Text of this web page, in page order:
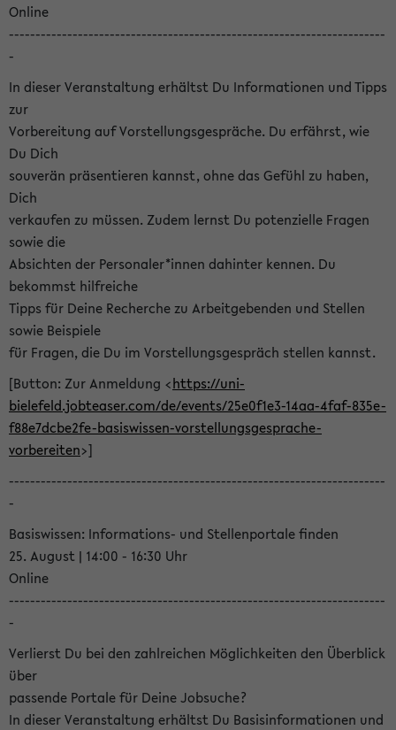
Online
-----------------------------------------------------------------------
-
In dieser Veranstaltung erhältst Du Informationen und Tipps
zur
Vorbereitung auf Vorstellungsgespräche. Du erfährst, wie
Du Dich
souverän präsentieren kannst, ohne das Gefühl zu haben,
Dich
verkaufen zu müssen. Zudem lernst Du potenzielle Fragen
sowie die
Absichten der Personaler*innen dahinter kennen. Du
bekommst hilfreiche
Tipps für Deine Recherche zu Arbeitgebenden und Stellen
sowie Beispiele
für Fragen, die Du im Vorstellungsgespräch stellen kannst.
[Button: Zur Anmeldung <https://uni-
bielefeld.jobteaser.com/de/events/25e0f1e3-14aa-4faf-835e-
f88e7dcbe2fe-basiswissen-vorstellungsgesprache-
vorbereiten>]
-----------------------------------------------------------------------
-
Basiswissen: Informations- und Stellenportale finden
25. August | 14:00 - 16:30 Uhr
Online
-----------------------------------------------------------------------
-
Verlierst Du bei den zahlreichen Möglichkeiten den Überblick
über
passende Portale für Deine Jobsuche?
In dieser Veranstaltung erhältst Du Basisinformationen und